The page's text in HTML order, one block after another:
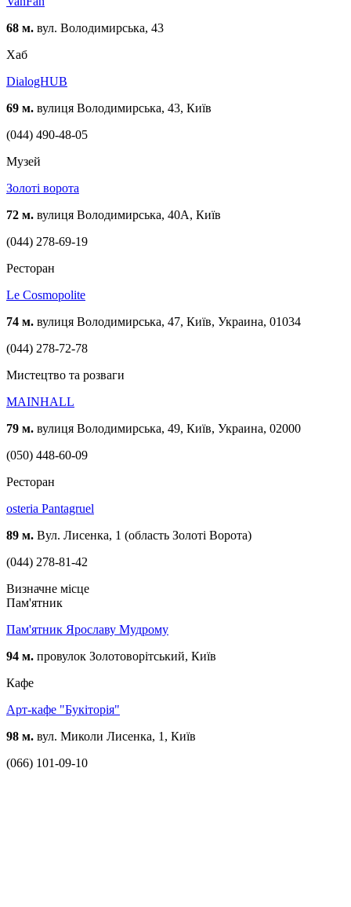
68 м. вул. Володимирська, 43
Хаб
DialogHUB
69 м. вулиця Володимирська, 43, Київ
(044) 490-48-05
Музей
Золоті ворота
72 м. вулиця Володимирська, 40А, Київ
(044) 278-69-19
Ресторан
Le Cosmopolite
74 м. вулиця Володимирська, 47, Київ, Украина, 01034
(044) 278-72-78
Мистецтво та розваги
MAINHALL
79 м. вулиця Володимирська, 49, Київ, Украина, 02000
(050) 448-60-09
Ресторан
osteria Pantagruel
89 м. Вул. Лисенка, 1 (область Золоті Ворота)
(044) 278-81-42
Визначне місце
Пам'ятник
Пам'ятник Ярославу Мудрому
94 м. провулок Золотоворітський, Київ
Кафе
Арт-кафе "Букіторія"
98 м. вул. Миколи Лисенка, 1, Київ
(066) 101-09-10